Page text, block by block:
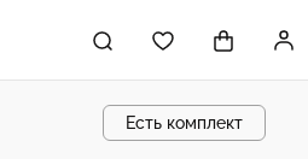
Есть комплект